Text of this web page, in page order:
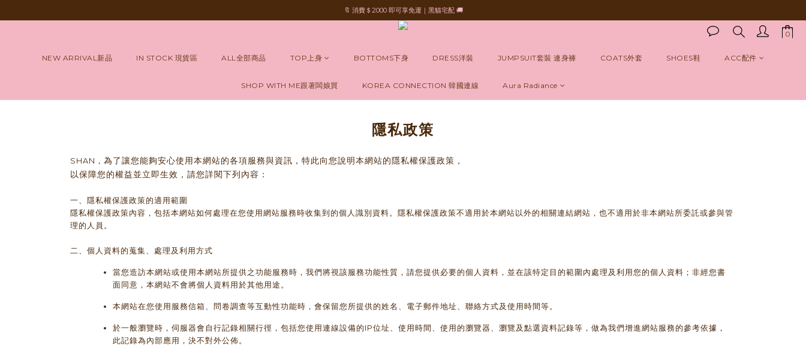
🔖 消費＄2000 即可享免運｜黑貓宅配 🚚
NEW ARRIVAL新品 IN STOCK 現貨區 ALL全部商品 TOP上身 BOTTOMS下身 DRESS洋裝 JUMPSUIT套裝 連身褲 COATS外套 SHOES鞋 ACC配件
SHOP WITH ME跟著闆娘買 KOREA CONNECTION 韓國連線 Aura Radiance
隱私政策
SHAN， 為了讓您能夠安心使用本網站的各項服務與資訊 ，特此向您說明本網站的隱私權保護政策 ，
以保障您的權益並立即生效，請您詳閱下列內容：
一、隱私權保護政策的適用範圍
隱私權保護政策內容，包括本網站如何處理在您使用網站服務時收集到的個人識別資料。隱私權保護政策不適用於本網站以外的相關連結網站，也不適用於非本網站所委託或參與管
理的人員。
二、個人資料的蒐集、處理及利用方式
當您造訪本網站或使用本網站所提供之功能服務時，我們將視該服務功能性質，請您提供必要的個人資料，並在該特定目的範圍內處理及利用您的個人資料；非經您書
面同意，本網站不會將個人資料用於其他用途。
本網站在您使用服務信箱、問卷調查等互動性功能時，會保留您所提供的姓名、電子郵件地址、聯絡方式及使用時間等。
於一般瀏覽時，伺服器會自行記錄相關行徑，包括您使用連線設備的IP位址、使用時間、使用的瀏覽器、瀏覽及點選資料記錄等，做為我們增進網站服務的參考依據，
此記錄為內部應用，決不對外公佈。